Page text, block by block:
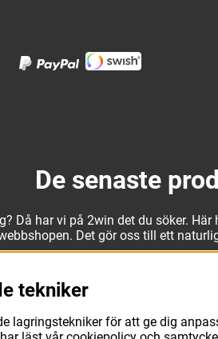
De senaste
Då har vi på 2win det du söker.
Det gör oss till ett
inom basket kan vi
med basketkläder från
utanför planen. Oavsett vad du
tekniker
lagringstekniker för att ge dig